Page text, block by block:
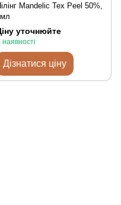
Mandelic Tex Peel 50%,
уточнюйте
наявності
Дізнатися ціну